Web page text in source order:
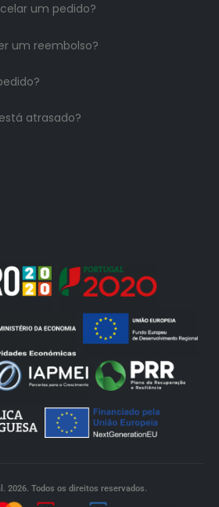
um pedido?
um reembolso?
atrasado?
2026. Todos os direitos reservados.